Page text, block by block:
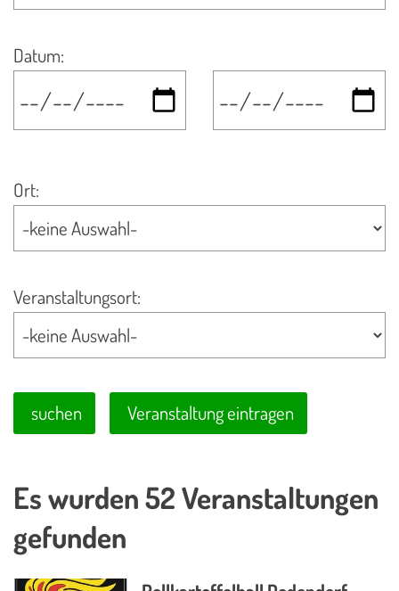
Datum:
Ort:
Veranstaltungsort:
suchen Veranstaltung eintragen
Es wurden 52 Veranstaltungen
gefunden